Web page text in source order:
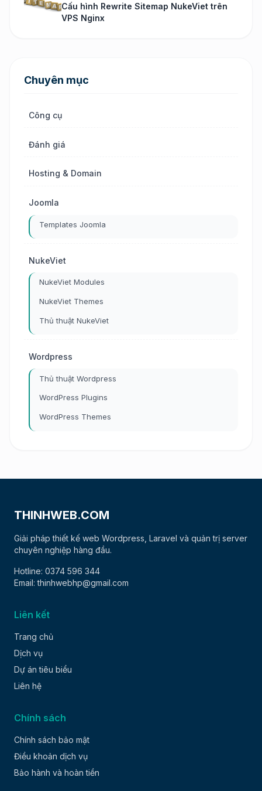
Cấu hình Rewrite Sitemap NukeViet trên
VPS Nginx
Chuyên mục
Công cụ
Đánh giá
Hosting & Domain
Joomla
Templates Joomla
NukeViet
NukeViet Modules
NukeViet Themes
Thủ thuật NukeViet
Wordpress
Thủ thuật Wordpress
WordPress Plugins
WordPress Themes
THINHWEB.COM
Giải pháp thiết kế web Wordpress, Laravel và quản trị server
chuyên nghiệp hàng đầu.
Hotline: 0374 596 344
Email: thinhwebhp@gmail.com
Liên kết
Trang chủ
Dịch vụ
Dự án tiêu biểu
Liên hệ
Chính sách
Chính sách bảo mật
Điều khoản dịch vụ
Bảo hành và hoàn tiền